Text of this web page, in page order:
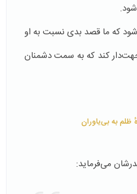
شود که ما قصد بدی نسبت به او
کند که به سمت دشمنان
ظلم به بی‌یاوران
می‌فرماید: